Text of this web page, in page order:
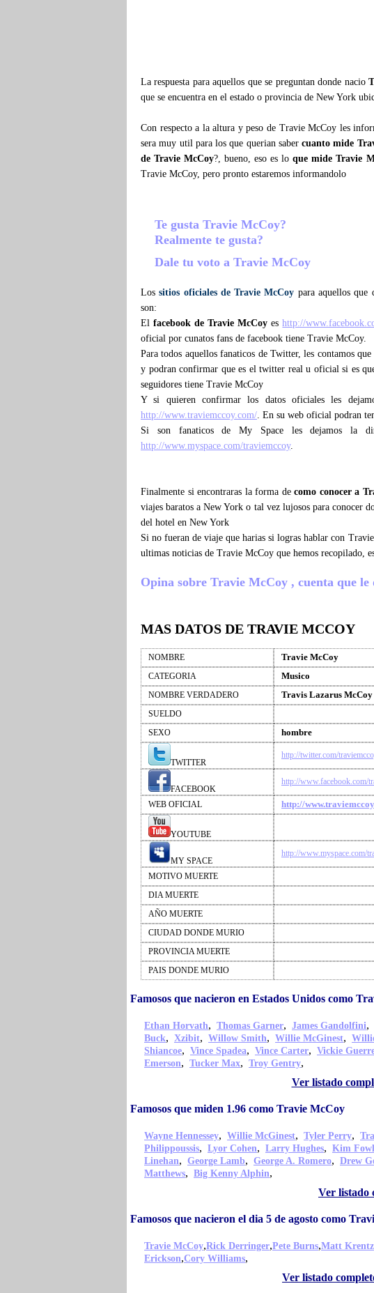
La respuesta para aquellos que se preguntan donde nacio
que se encuentra en el estado o provincia de New York
Con respecto a la altura y peso de Travie McCoy les
sera muy util para los que querian sabercuanto mide
de Travie McCoy?, bueno, eso es loque mide Travie
Travie McCoy, pero pronto estaremos informandolo
Te gusta Travie McCoy?
Realmente te gusta?
Dale tu voto a Travie McCoy
Lossitios oficiales de Travie McCoy para aquellos que
son:
Elfacebook de Travie McCoy eshttp://
oficial por cunatos fans de facebook tiene Travie McCoy.
Para todos aquellos fanaticos de Twitter, les contamos que
y podran confirmar que es el twitter real u oficial si es
seguidores tiene Travie McCoy
Y si quieren confirmar los datos oficiales les
http://www.traviemccoy.com/. En su web oficial podran
Si son fanaticos de My Space les dejamos la
http://www.myspace.com/traviemccoy.
Finalmente si encontraras la forma decomo conocer a
viajes baratos a New York o tal vez lujosos para conocer
del hotel en New York
Si no fueran de viaje que harias si logras hablar con
ultimas noticias de Travie McCoy que hemos recopilado,
Opina sobre Travie McCoy , cuenta que
MAS DATOS DE TRAVIE MCCOY
NOMBRE Travie McCoy
CATEGORIA Musico
NOMBRE VERDADERO Travis Lazarus McCoy
SUELDO
SEXO
hombre
TWITTER
http://twitter.com/
FACEBOOK
http://www.facebook.com/
WEB OFICIAL http://
YOUTUBE
MY SPACE
http://www.myspace.com/
MOTIVO MUERTE
DIA MUERTE
AÑO MUERTE
CIUDAD DONDE MURIO
PROVINCIA MUERTE
PAIS DONDE MURIO
Famosos que nacieron en Estados Unidos como
Ethan Horvath, Thomas Garner, James Gandolfini,
Buck, Xzibit, Willow Smith, Willie McGinest,
Shiancoe, Vince Spadea, Vince Carter, Vickie
Emerson, Tucker Max, Troy Gentry,
Ver listado
Famosos que miden 1.96 como Travie McCoy
Wayne Hennessey, Willie McGinest, Tyler Perry,
Philippoussis, Lyor Cohen, Larry Hughes, Kim
Linehan, George Lamb, George A. Romero, Drew
Matthews, Big Kenny Alphin,
Ver listado
Famosos que nacieron el dia 5 de agosto como
Travie McCoy,Rick Derringer,Pete Burns,Matt Krentz
Erickson,Cory Williams,
Ver listado